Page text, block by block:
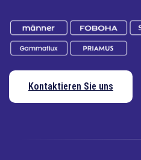
Kontaktieren Sie uns